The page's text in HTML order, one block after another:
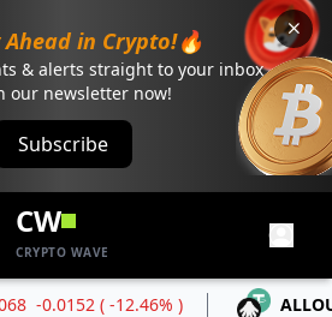
in Crypto!🔥
& alerts straight to your inbox
our newsletter now!
Subscribe
CW
CRYPTO WAVE
-0.0152 ( -12.46% )